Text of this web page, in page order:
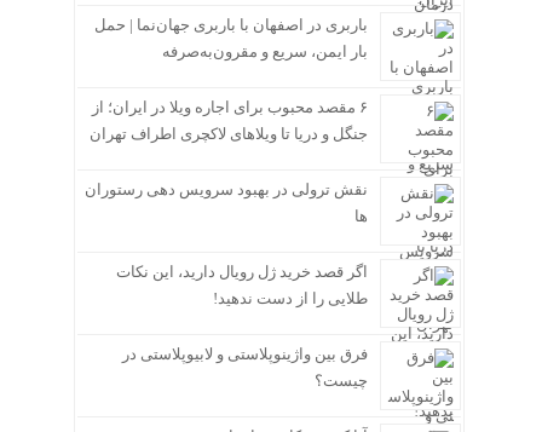
باربری در اصفهان با باربری جهان‌نما | حمل
بار ایمن، سریع و مقرون‌به‌صرفه
۶ مقصد محبوب برای اجاره ویلا در ایران؛ از
جنگل و دریا تا ویلاهای لاکچری اطراف تهران
نقش ترولی در بهبود سرویس دهی رستوران
ها
اگر قصد خرید ژل رویال دارید، این نکات
طلایی را از دست ندهید!
فرق بین واژینوپلاستی و لابیوپلاستی در
چیست؟